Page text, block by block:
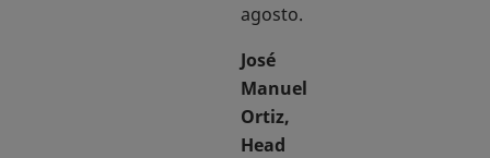
agosto.
José
Manuel
Ortiz,
Head